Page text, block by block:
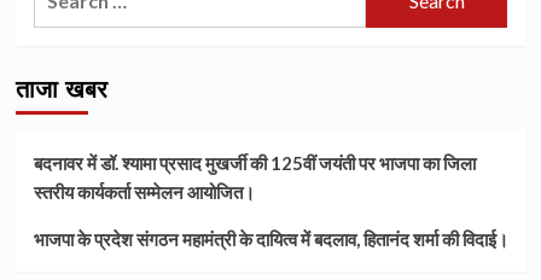
ताजा खबर
बदनावर में डॉ. श्यामा प्रसाद मुखर्जी की 125वीं जयंती पर भाजपा का जिला
स्तरीय कार्यकर्ता सम्मेलन आयोजित।
भाजपा के प्रदेश संगठन महामंत्री के दायित्व में बदलाव, हितानंद शर्मा की विदाई।